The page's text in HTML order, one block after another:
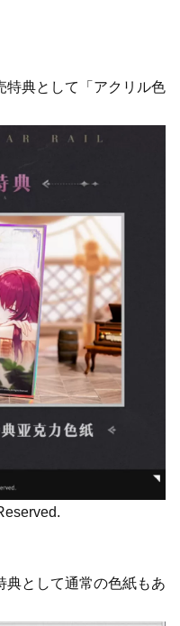
特典として「アクリル色
典として通常の色紙もあ